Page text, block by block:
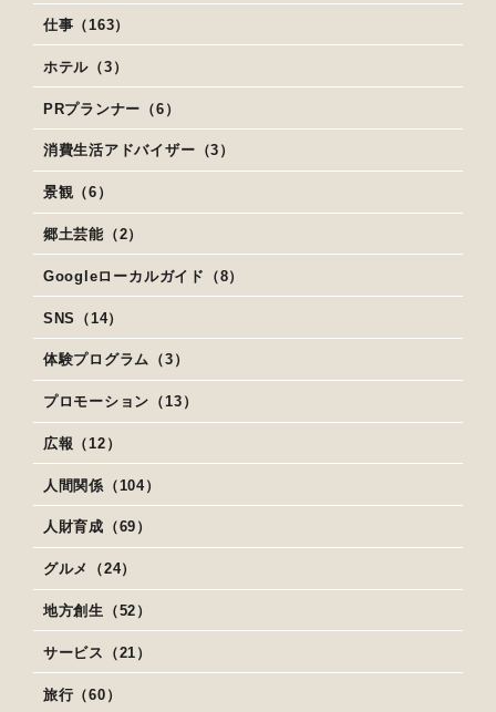
仕事（163）
ホテル（3）
PRプランナー（6）
消費生活アドバイザー（3）
景観（6）
郷土芸能（2）
Googleローカルガイド（8）
SNS（14）
体験プログラム（3）
プロモーション（13）
広報（12）
人間関係（104）
人財育成（69）
グルメ（24）
地方創生（52）
サービス（21）
旅行（60）